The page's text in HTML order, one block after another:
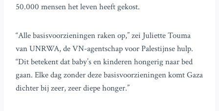
50.000 mensen het leven heeft gekost.
“Alle basisvoorzieningen raken op,” zei Juliette Touma
van UNRWA, de VN-agentschap voor Palestijnse hulp.
“Dit betekent dat baby’s en kinderen hongerig naar bed
gaan. Elke dag zonder deze basisvoorzieningen komt Gaza
dichter bij zeer, zeer diepe honger.”